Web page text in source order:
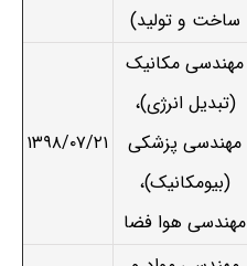
ساخت و تولید)
مهندسی مکانیک
(تبدیل انرژی)،
مهندسی پزشکی
(بیومکانیک)،
مهندسی هوا فضا
۱۳۹۸/۰۷/۲۱